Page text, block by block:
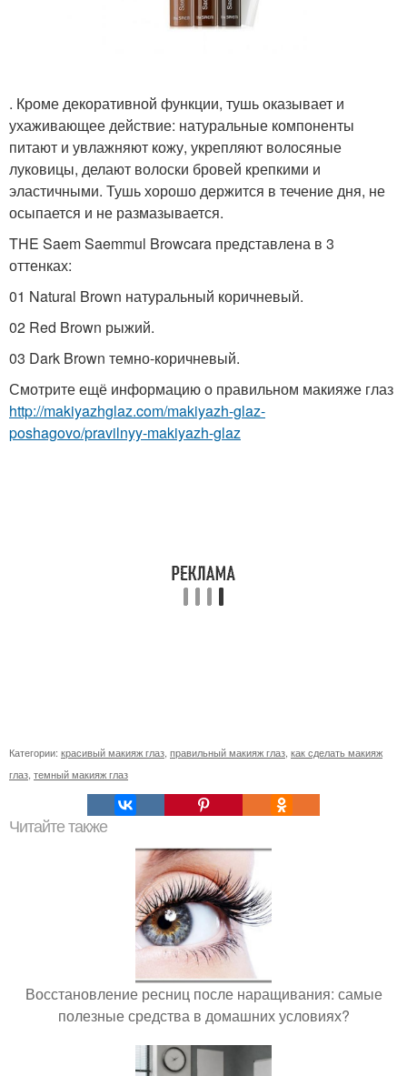
. Кроме декоративной функции, тушь оказывает и
ухаживающее действие: натуральные компоненты
питают и увлажняют кожу, укрепляют волосяные
луковицы, делают волоски бровей крепкими и
эластичными. Тушь хорошо держится в течение дня, не
осыпается и не размазывается.
THE Saem Saemmul Browcara представлена в 3
оттенках:
01 Natural Brown натуральный коричневый.
02 Red Brown рыжий.
03 Dark Brown темно-коричневый.
Смотрите ещё информацию о правильном макияже глаз
http://makiyazhglaz.com/makiyazh-glaz-
poshagovo/pravilnyy-makiyazh-glaz
Категории: красивый макияж глаз правильный макияж глаз как сделать макияж
глаз темный макияж глаз
Читайте также
Восстановление ресниц после наращивания: самые
полезные средства в домашних условиях?